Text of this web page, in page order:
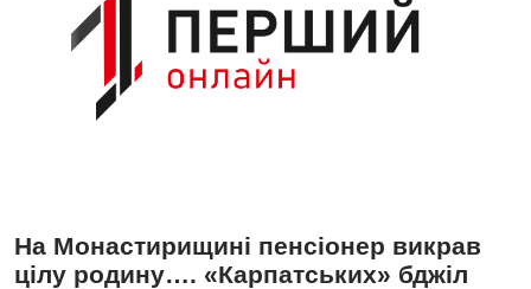
На Монастирищині пенсіонер викрав
цілу родину…. «Карпатських» бджіл